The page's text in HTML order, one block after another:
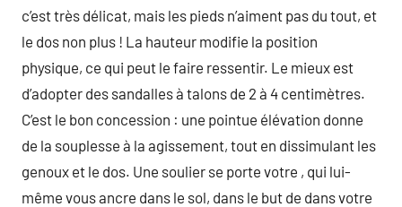
c’est très délicat, mais les pieds n’aiment pas du tout, et
le dos non plus ! La hauteur modifie la position
physique, ce qui peut le faire ressentir. Le mieux est
d’adopter des sandalles à talons de 2 à 4 centimètres.
C’est le bon concession : une pointue élévation donne
de la souplesse à la agissement, tout en dissimulant les
genoux et le dos. Une soulier se porte votre , qui lui-
même vous ancre dans le sol, dans le but de dans votre